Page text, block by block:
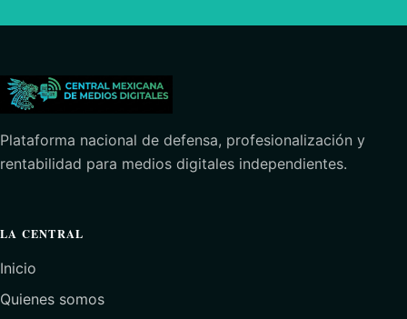
Plataforma nacional de defensa, profesionalización y
rentabilidad para medios digitales independientes.
LA CENTRAL
Inicio
Quienes somos